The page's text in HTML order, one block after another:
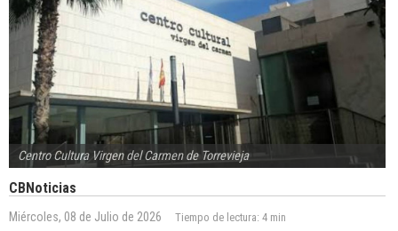
Centro Cultura Virgen del Carmen de Torrevieja
CBNoticias
Miércoles, 08 de Julio de 2026 Tiempo de lectura: 4 min